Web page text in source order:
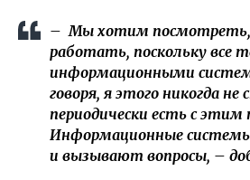
– Мы хотим посмотреть,
работать, поскольку все
информационными
говоря, я этого никогда не
периодически есть с
Информационные
и вызывают вопросы, –